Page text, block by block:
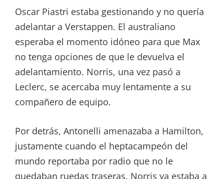
Oscar Piastri estaba gestionando y no quería
adelantar a Verstappen. El australiano
esperaba el momento idóneo para que Max
no tenga opciones de que le devuelva el
adelantamiento. Norris, una vez pasó a
Leclerc, se acercaba muy lentamente a su
compañero de equipo.
Por detrás, Antonelli amenazaba a Hamilton,
justamente cuando el heptacampeón del
mundo reportaba por radio que no le
quedaban ruedas traseras. Norris ya estaba a